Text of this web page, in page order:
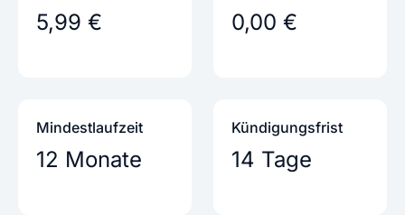
5,99 € 0,00 €
Mindestlaufzeit
12 Monate
Kündigungs­frist
14 Tage